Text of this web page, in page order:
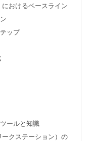
におけるベースライン
ップ
ールと知識
クステーション）の